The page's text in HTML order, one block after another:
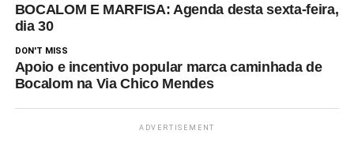
BOCALOM E MARFISA: Agenda desta sexta-feira,
dia 30
DON'T MISS
Apoio e incentivo popular marca caminhada de
Bocalom na Via Chico Mendes
ADVERTISEMENT